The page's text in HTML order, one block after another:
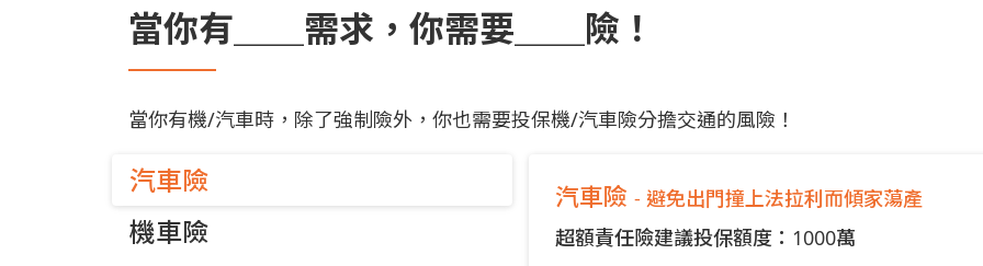
當你有＿＿需求，你需要＿＿險！
當你有機/汽車時，除了強制險外，你也需要投保機/汽車險分擔交通的風險！
汽車險
機車險
汽車險 - 避免出門撞上法拉利而傾家蕩產
超額責任險建議投保額度：1000萬